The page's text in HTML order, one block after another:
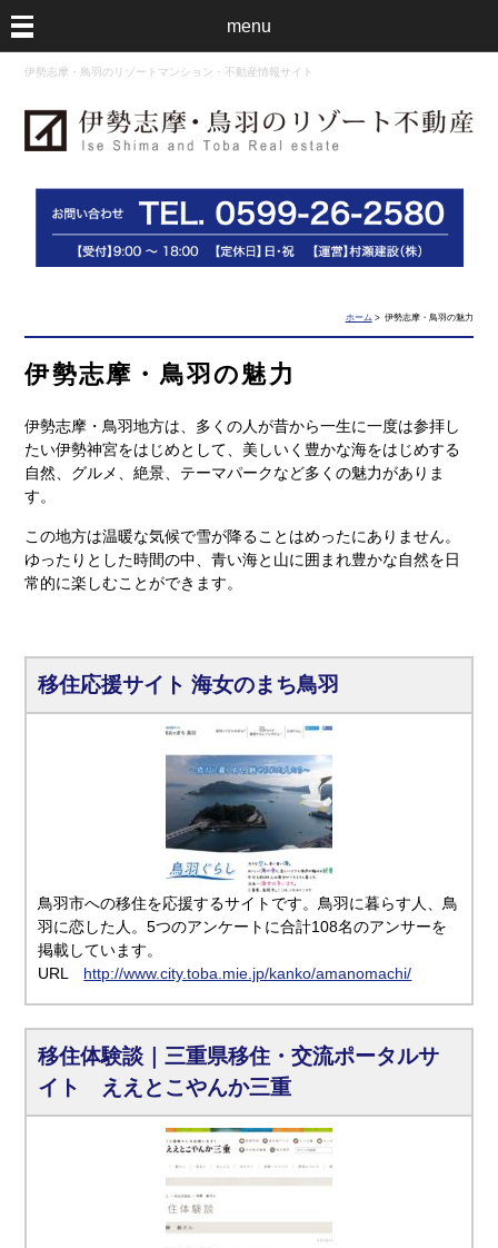
menu
伊勢志摩・鳥羽のリゾートマンション・不動産情報サイト
ホーム> 伊勢志摩・鳥羽の魅力
伊勢志摩・鳥羽の魅力
伊勢志摩・鳥羽地方は、多くの人が昔から一生に一度は参拝し
たい伊勢神宮をはじめとして、美しいく豊かな海をはじめする
自然、グルメ、絶景、テーマパークなど多くの魅力がありま
す。
この地方は温暖な気候で雪が降ることはめったにありません。
ゆったりとした時間の中、青い海と山に囲まれ豊かな自然を日
常的に楽しむことができます。
移住応援サイト 海女のまち鳥羽
鳥羽市への移住を応援するサイトです。鳥羽に暮らす人、鳥
羽に恋した人。5つのアンケートに合計108名のアンサーを
掲載しています。
URL http://www.city.toba.mie.jp/kanko/amanomachi/
移住体験談｜三重県移住・交流ポータルサ
イト ええとこやんか三重